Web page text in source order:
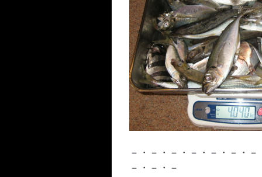
－・－・－・－・－・－・
－・－・－